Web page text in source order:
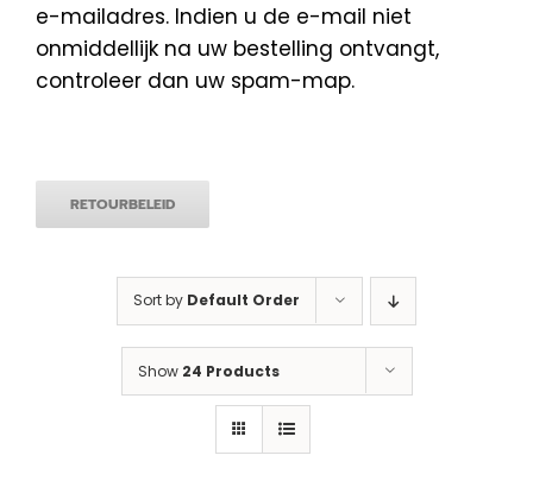
e-mailadres. Indien u de e-mail niet
onmiddellijk na uw bestelling ontvangt,
controleer dan uw spam-map.
RETOURBELEID
Sort by Default Order
Show 24 Products